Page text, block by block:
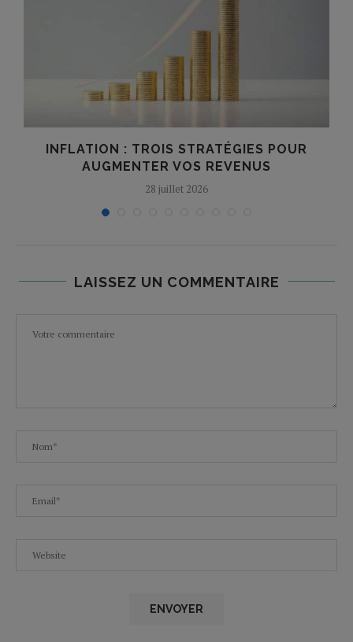
INFLATION : TROIS STRATÉGIES POUR
AUGMENTER VOS REVENUS
28 juillet 2026
LAISSEZ UN COMMENTAIRE